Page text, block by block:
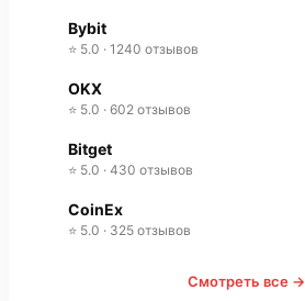
Bybit
⭐ 5.0 · 1240 отзывов
OKX
⭐ 5.0 · 602 отзывов
Bitget
⭐ 5.0 · 430 отзывов
CoinEx
⭐ 5.0 · 325 отзывов
Смотреть все →